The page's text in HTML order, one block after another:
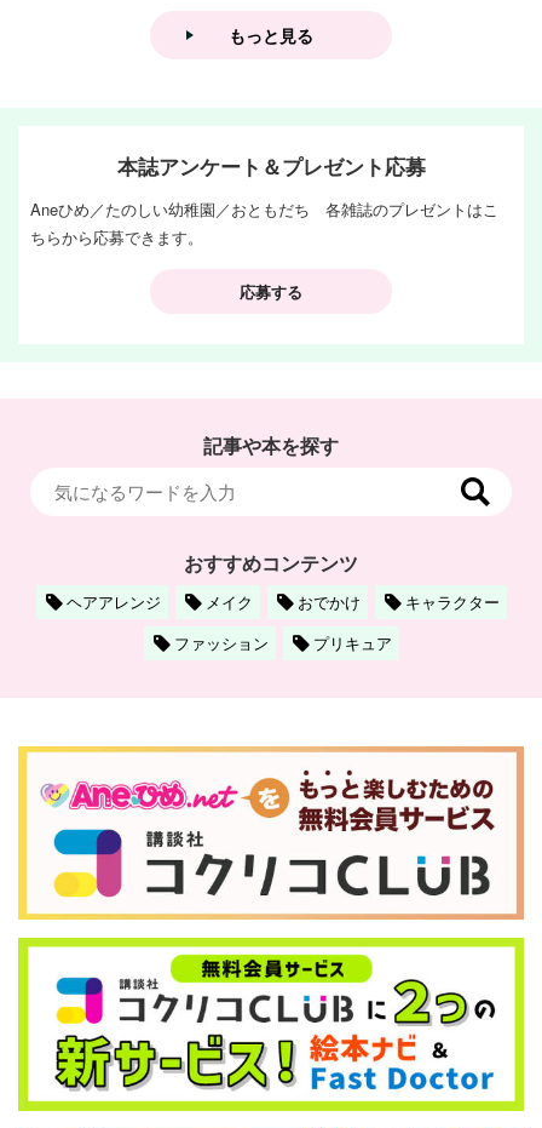
もっと見る
本誌アンケート＆プレゼント応募
Aneひめ／たのしい幼稚園／おともだち 各雑誌のプレゼントはこ
ちらから応募できます。
応募する
記事や本を探す
おすすめコンテンツ
ヘアアレンジ メイク おでかけ
キャラクター
ファッション
プリキュア